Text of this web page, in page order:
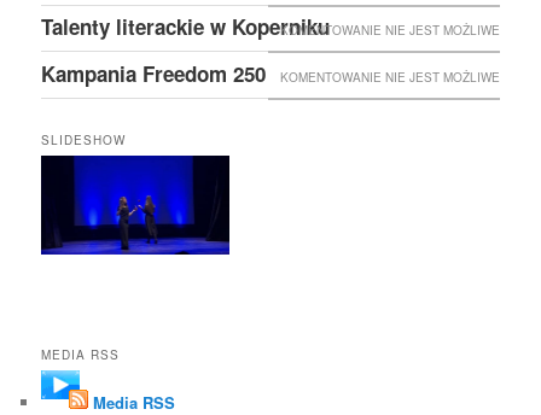
Talenty literackie w KopernikuKOMENTOWANIE NIE JEST MOŻLIWE
Kampania Freedom 250 KOMENTOWANIE NIE JEST MOŻLIWE
SLIDESHOW
MEDIA RSS
Media RSS